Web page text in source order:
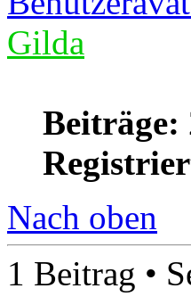
Gilda
Beiträge:
Nach oben
1 Beitrag •